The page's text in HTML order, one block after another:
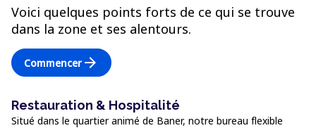
Voici quelques points forts de ce qui se trouve
dans la zone et ses alentours.
Commencerarrow_forward
Restauration & Hospitalité
Situé dans le quartier animé de Baner, notre bureau flexible